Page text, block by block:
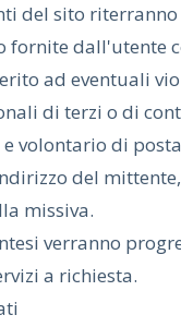
del sito
fornite dall'utente
ad eventuali
di terzi o di
volontario di
del
missiva.
verranno
a richiesta.